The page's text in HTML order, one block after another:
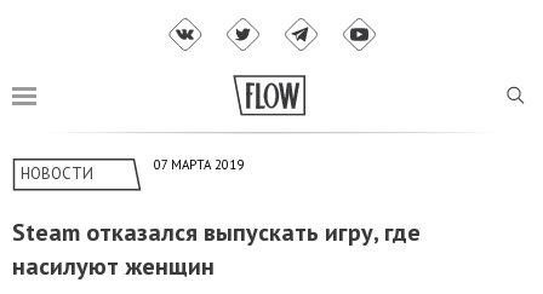
НОВОСТИ 07 МАРТА 2019
Steam отказался выпускать игру, где
насилуют женщин